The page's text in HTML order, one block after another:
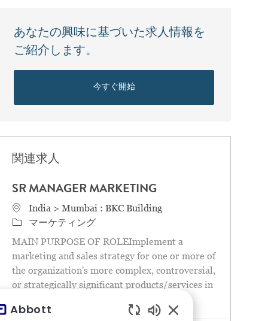
あなたの興味に基づいた求人情報を
ご紹介します。
今すぐ開始
関連求人
SR MANAGER MARKETING
場所India > Mumbai : BKC Building
カテゴリ
マーケティング
MAIN PURPOSE OF ROLEImplement a
marketing and sales strategy for one or more of
the organization's more complex, controversial,
or strategically significant products/services in
Abbott